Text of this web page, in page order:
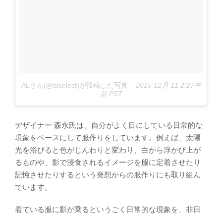
ALさん(@alselect)が投稿した写真 – 2015 12月 11 2:27午
前 PST
デザイナー 森永氏は、自分がよく目にしている日常的な
現象をベースにして服作りをしています。例えば、太陽
光を浴びると色がじんわりと変わり、白から浮かび上が
るものや、影で浸食されるイメージを服に定着させたり
記憶させたりするという発想からの服作りにも取り組ん
でいます。
着ている服に影が乗るというごく日常的な現象を、非日